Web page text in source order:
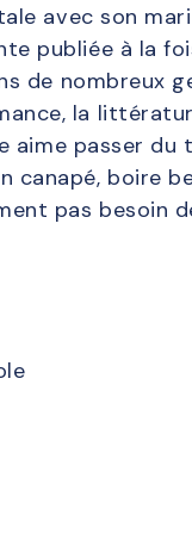
avec son
publiée à la
de nombreux
la
aime passer
canapé, boire
pas besoin